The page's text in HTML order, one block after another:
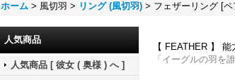
ホーム > 風切羽 > リング (風切羽) > フェザーリング [
人気商品
人気商品 [ 彼女 ( 奥様 ) へ ]
【 FEATHER 】
「イーグルの羽を